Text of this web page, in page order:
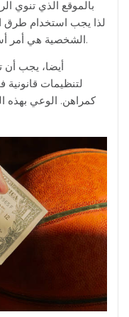
بالموقع الذي تنوي
لذا يجب استخدام طرق
الشخصية هي أمر أساسي لضمان تجربة رهان آمنة وممتعة.
أيضا، يجب أن
لتنظيمات
كمراهن. الوعي بهذه